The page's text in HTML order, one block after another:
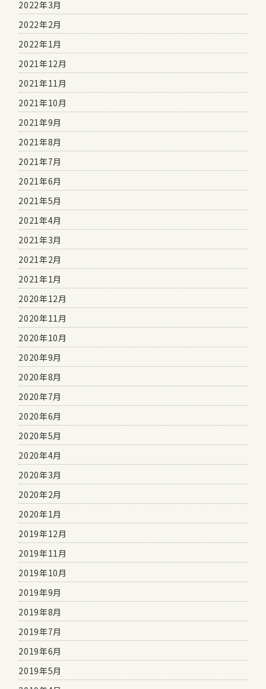
2022年3月
2022年2月
2022年1月
2021年12月
2021年11月
2021年10月
2021年9月
2021年8月
2021年7月
2021年6月
2021年5月
2021年4月
2021年3月
2021年2月
2021年1月
2020年12月
2020年11月
2020年10月
2020年9月
2020年8月
2020年7月
2020年6月
2020年5月
2020年4月
2020年3月
2020年2月
2020年1月
2019年12月
2019年11月
2019年10月
2019年9月
2019年8月
2019年7月
2019年6月
2019年5月